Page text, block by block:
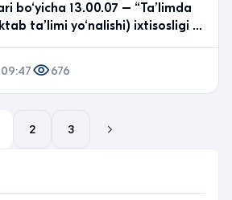
bo‘yicha 13.00.07 – “Ta’limda
ta’limi yo‘nalishi) ixtisosligi …
676
2 3